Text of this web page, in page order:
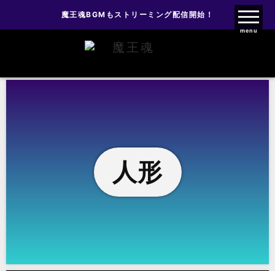
魔王魂ファンクラブ
魔王魂BGMもストリーミング配信開始！
menu
人形